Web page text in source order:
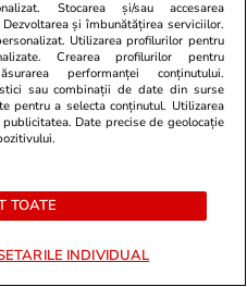
și
apă
Stocarea și/sau accesarea
și îmbunătățirea serviciilor.
Utilizarea profilurilor pentru
Crearea profilurilor pentru
performanței conținutului.
sau combinații de date din surse
pentru a selecta conținutul. Utilizarea
Date precise de geolocație
TOATE
INDIVIDUAL